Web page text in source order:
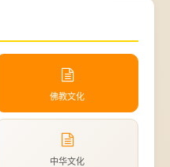
佛教文化
中华文化